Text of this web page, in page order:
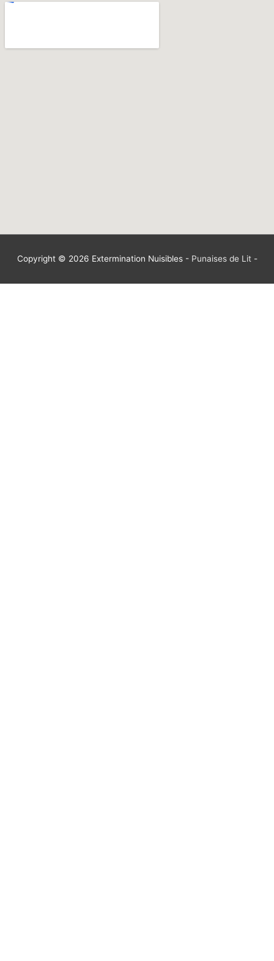
Copyright © 2026 Extermination Nuisibles- Punaises de Lit-